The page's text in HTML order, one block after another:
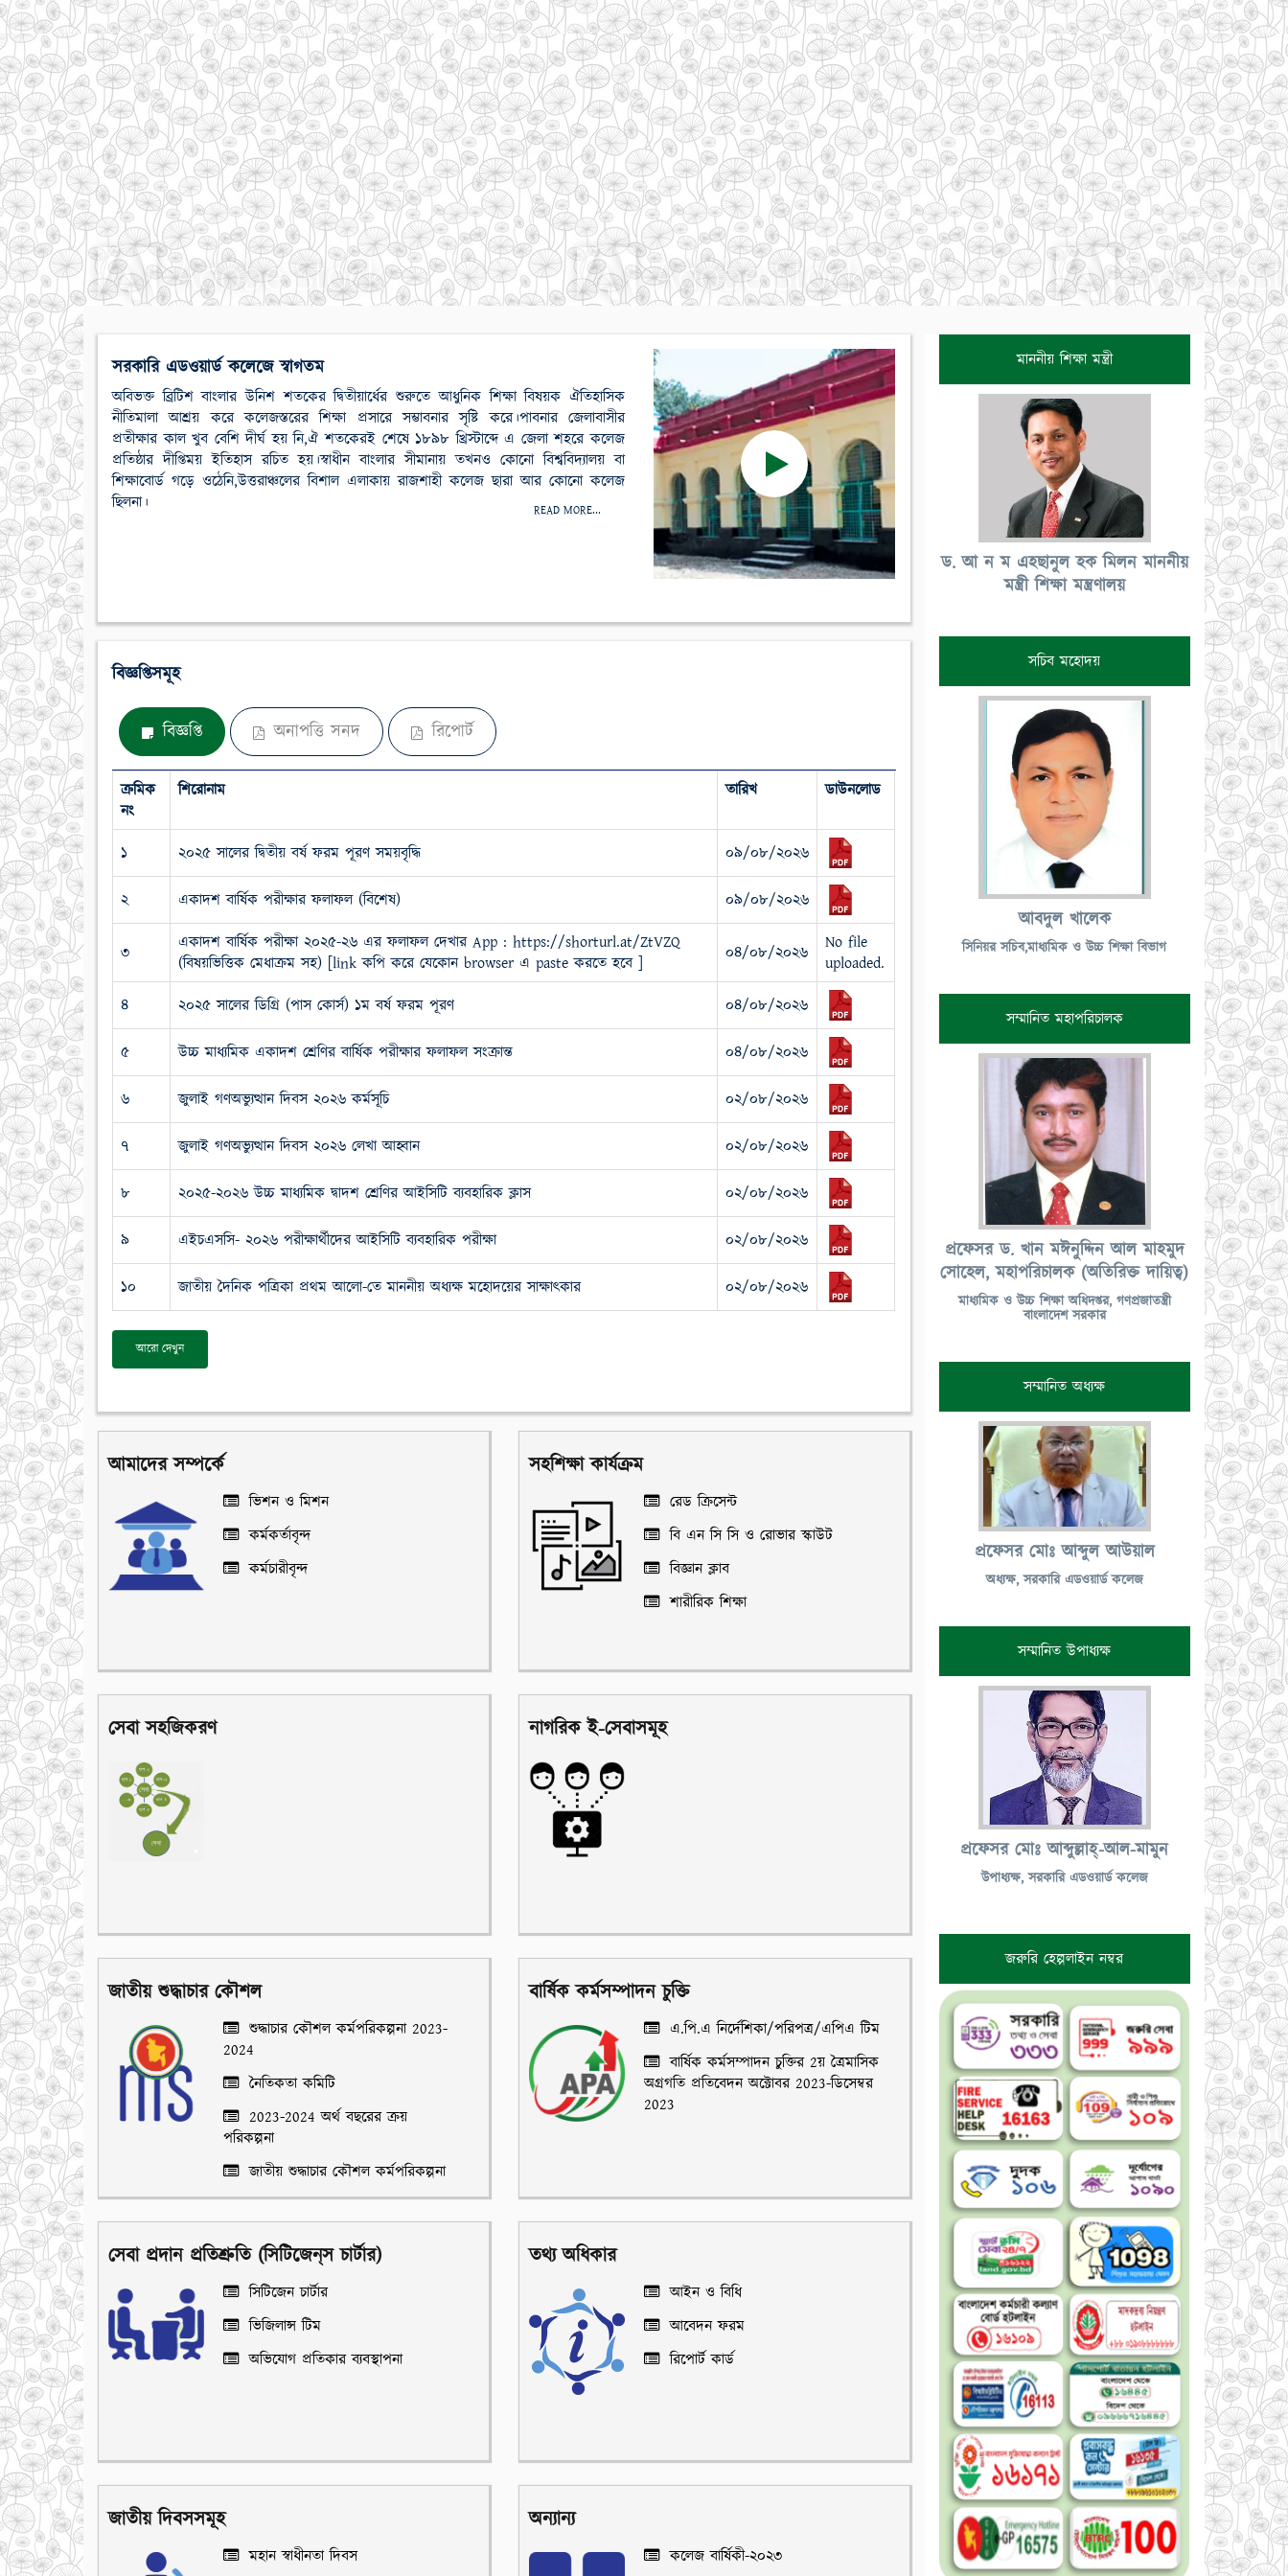
মাননীয় শিক্ষা মন্ত্রী
ড. আ ন ম এহছানুল হক মিলন মাননীয়
মন্ত্রী শিক্ষা মন্ত্রণালয়
সচিব মহোদয়
আবদুল খালেক
সিনিয়র সচিব,মাধ্যমিক ও উচ্চ শিক্ষা বিভাগ
সম্মানিত মহাপরিচালক
প্রফেসর ড. খান মঈনুদ্দিন আল মাহমুদ
সোহেল, মহাপরিচালক (অতিরিক্ত দায়িত্ব)
মাধ্যমিক ও উচ্চ শিক্ষা অধিদপ্তর, গণপ্রজাতন্ত্রী
বাংলাদেশ সরকার
সম্মানিত অধ্যক্ষ
প্রফেসর মোঃ আব্দুল আউয়াল
অধ্যক্ষ, সরকারি এডওয়ার্ড কলেজ
সম্মানিত উপাধ্যক্ষ
প্রফেসর মোঃ আব্দুল্লাহ্-আল-মামুন
উপাধ্যক্ষ, সরকারি এডওয়ার্ড কলেজ
জরুরি হেল্পলাইন নম্বর
সরকারি এডওয়ার্ড কলেজে স্বাগতম
অবিভক্ত ব্রিটিশ বাংলার উনিশ শতকের দ্বিতীয়ার্ধের শুরুতে আধুনিক শিক্ষা বিষয়ক ঐতিহাসিক
নীতিমালা আশ্রয় করে কলেজস্তরের শিক্ষা প্রসারে সম্ভাবনার সৃষ্টি করে।পাবনার জেলাবাসীর
প্রতীক্ষার কাল খুব বেশি দীর্ঘ হয় নি,ঐ শতকেরই শেষে ১৮৯৮ খ্রিস্টাব্দে এ জেলা শহরে কলেজ
প্রতিষ্ঠার দীপ্তিময় ইতিহাস রচিত হয়।স্বাধীন বাংলার সীমানায় তখনও কোনো বিশ্ববিদ্যালয় বা
শিক্ষাবোর্ড গড়ে ওঠেনি,উত্তরাঞ্চলের বিশাল এলাকায় রাজশাহী কলেজ ছারা আর কোনো কলেজ
ছিলনা।
READ MORE...
বিজ্ঞপ্তিসমূহ
বিজ্ঞপ্তি অনাপত্তি সনদ রিপোর্ট
ক্রমিক
নং
শিরোনাম তারিখ ডাউনলোড
১ ২০২৫ সালের দ্বিতীয় বর্ষ ফরম পূরণ সময়বৃদ্ধি ০৯/০৮/২০২৬
২ একাদশ বার্ষিক পরীক্ষার ফলাফল (বিশেষ) ০৯/০৮/২০২৬
৩
একাদশ বার্ষিক পরীক্ষা ২০২৫-২৬ এর ফলাফল দেখার App : https://shorturl.at/ZtVZQ
(বিষয়ভিত্তিক মেধাক্রম সহ) [link কপি করে যেকোন browser এ paste করতে হবে ]
০৪/০৮/২০২৬
No file
uploaded.
৪
২০২৫ সালের ডিগ্রি (পাস কোর্স) ১ম বর্ষ ফরম পূরণ ০৪/০৮/২০২৬
৫ উচ্চ মাধ্যমিক একাদশ শ্রেণির বার্ষিক পরীক্ষার ফলাফল সংক্রান্ত ০৪/০৮/২০২৬
৬ জুলাই গণঅভ্যুত্থান দিবস ২০২৬ কর্মসূচি ০২/০৮/২০২৬
৭ জুলাই গণঅভ্যুত্থান দিবস ২০২৬ লেখা আহ্বান ০২/০৮/২০২৬
৮ ২০২৫-২০২৬ উচ্চ মাধ্যমিক দ্বাদশ শ্রেণির আইসিটি ব্যবহারিক ক্লাস ০২/০৮/২০২৬
৯ এইচএসসি- ২০২৬ পরীক্ষার্থীদের আইসিটি ব্যবহারিক পরীক্ষা ০২/০৮/২০২৬
১০ জাতীয় দৈনিক পত্রিকা প্রথম আলো-তে মাননীয় অধ্যক্ষ মহোদয়ের সাক্ষাৎকার ০২/০৮/২০২৬
আরো দেখুন
আমাদের সম্পর্কে
ভিশন ও মিশন
কর্মকর্তাবৃন্দ
কর্মচারীবৃন্দ
সহশিক্ষা কার্যক্রম
রেড ক্রিসেন্ট
বি এন সি সি ও রোভার স্কাউট
বিজ্ঞান ক্লাব
শারীরিক শিক্ষা
সেবা সহজিকরণ নাগরিক ই-সেবাসমূহ
জাতীয় শুদ্ধাচার কৌশল
শুদ্ধাচার কৌশল কর্মপরিকল্পনা 2023-
2024
নৈতিকতা কমিটি
2023-2024 অর্থ বছরের ক্রয়
পরিকল্পনা
জাতীয় শুদ্ধাচার কৌশল কর্মপরিকল্পনা
বার্ষিক কর্মসম্পাদন চুক্তি
এ.পি.এ নির্দেশিকা/পরিপত্র/এপিএ টিম
বার্ষিক কর্মসম্পাদন চুক্তির 2য় ত্রৈমাসিক
অগ্রগতি প্রতিবেদন অক্টোবর 2023-ডিসেম্বর
2023
সেবা প্রদান প্রতিশ্রুতি (সিটিজেন্‌স চার্টার)
সিটিজেন চার্টার
ভিজিলান্স টিম
অভিযোগ প্রতিকার ব্যবস্থাপনা
তথ্য অধিকার
আইন ও বিধি
আবেদন ফরম
রিপোর্ট কার্ড
জাতীয় দিবসসমূহ
মহান স্বাধীনতা দিবস
অন্যান্য
কলেজ বার্ষিকী-২০২৩